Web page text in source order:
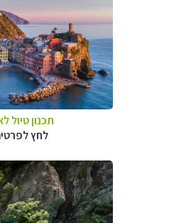
תכנון טיול
לחץ